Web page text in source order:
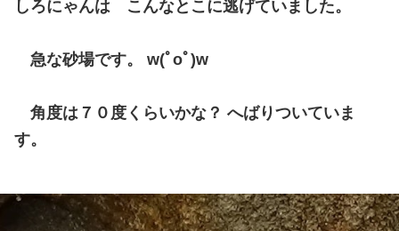
しろにゃんは こんなとこに逃げていました。
急な砂場です。 w(ﾟoﾟ)w
角度は７０度くらいかな？ へばりついていま
す。